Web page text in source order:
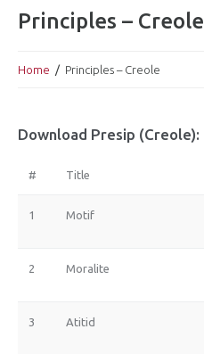
Principles – Creole
Home Principles – Creole
Download Presip (Creole):
# Title
1 Motif
2 Moralite
3 Atitid